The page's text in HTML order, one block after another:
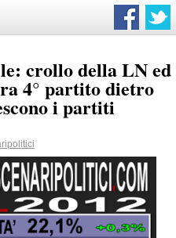
crollo della LN ed
4° partito dietro
i partiti